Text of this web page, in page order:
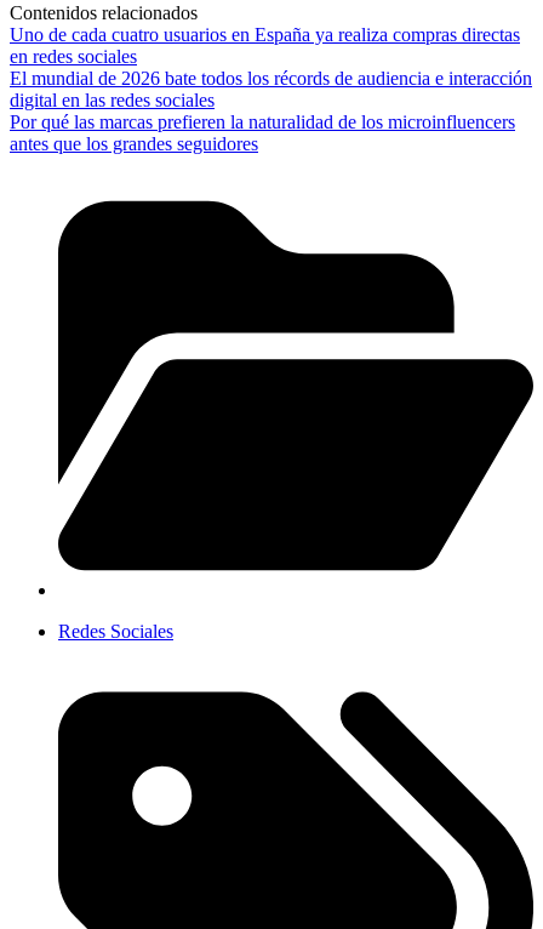
Contenidos relacionados
Uno de cada cuatro usuarios en España ya realiza compras directas
en redes sociales
El mundial de 2026 bate todos los récords de audiencia e interacción
digital en las redes sociales
Por qué las marcas prefieren la naturalidad de los microinfluencers
antes que los grandes seguidores
Redes Sociales